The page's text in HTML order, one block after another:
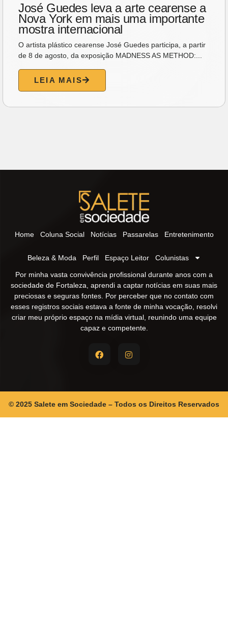
José Guedes leva a arte cearense a
Nova York em mais uma importante
mostra internacional
O artista plástico cearense José Guedes participa, a partir
de 8 de agosto, da exposição MADNESS AS METHOD:...
LEIA MAIS
Home Coluna Social Notícias Passarelas Entretenimento
Beleza & Moda Perfil Espaço Leitor Colunistas
Por minha vasta convivência profissional durante anos com a
sociedade de Fortaleza, aprendi a captar notícias em suas mais
preciosas e seguras fontes. Por perceber que no contato com
esses registros sociais estava a fonte de minha vocação, resolvi
criar meu próprio espaço na mídia virtual, reunindo uma equipe
capaz e competente.
© 2025 Salete em Sociedade – Todos os Direitos Reservados